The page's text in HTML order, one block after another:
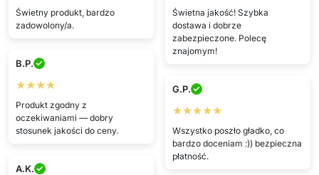
Świetny produkt, bardzo
zadowolony/a.
Świetna jakość! Szybka
dostawa i dobrze
zabezpieczone. Polecę
znajomym!
B.P.
★★★★
Produkt zgodny z
oczekiwaniami — dobry
stosunek jakości do ceny.
G.P.
★★★★★
Wszystko poszło gładko, co
bardzo doceniam :)) bezpieczna
płatność.
A.K.